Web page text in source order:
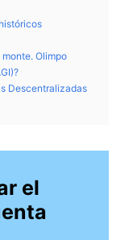
Olimpo
Descentralizadas
el